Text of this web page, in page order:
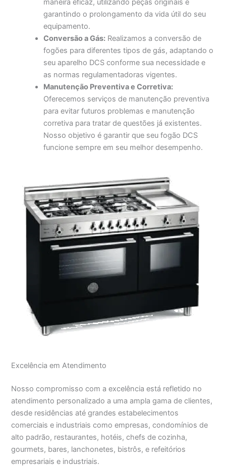
maneira eficaz, utilizando peças originais e
garantindo o prolongamento da vida útil do seu
equipamento.
Conversão a Gás: Realizamos a conversão de
fogões para diferentes tipos de gás, adaptando o
seu aparelho DCS conforme sua necessidade e
as normas regulamentadoras vigentes.
Manutenção Preventiva e Corretiva:
Oferecemos serviços de manutenção preventiva
para evitar futuros problemas e manutenção
corretiva para tratar de questões já existentes.
Nosso objetivo é garantir que seu fogão DCS
funcione sempre em seu melhor desempenho.
Excelência em Atendimento
Nosso compromisso com a excelência está refletido no
atendimento personalizado a uma ampla gama de clientes,
desde residências até grandes estabelecimentos
comerciais e industriais como empresas, condomínios de
alto padrão, restaurantes, hotéis, chefs de cozinha,
gourmets, bares, lanchonetes, bistrôs, e refeitórios
empresariais e industriais.